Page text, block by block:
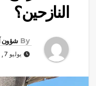
النازحين؟
By شؤون
يوليو 7, 2026